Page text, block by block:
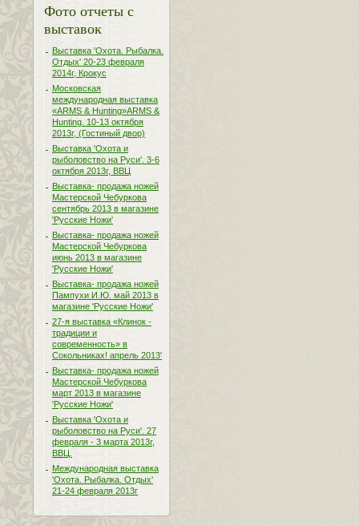
Фото отчеты с
выставок
Выставка 'Охота. Рыбалка.
Отдых' 20-23 февраля
2014г, Крокус
Московская
международная выставка
«ARMS & Hunting»ARMS &
Hunting. 10-13 октября
2013г, (Гостиный двор)
Выставка 'Охота и
рыболовство на Руси'. 3-6
октября 2013г, ВВЦ
Выставка- продажа ножей
Мастерской Чебуркова
сентябрь 2013 в магазине
'Русские Ножи'
Выставка- продажа ножей
Мастерской Чебуркова
июнь 2013 в магазине
'Русские Ножи'
Выставка- продажа ножей
Пампухи И.Ю. май 2013 в
магазине 'Русские Ножи'
27-я выставка «Клинок -
традиции и
современность» в
Сокольниках! апрель 2013'
Выставка- продажа ножей
Мастерской Чебуркова
март 2013 в магазине
'Русские Ножи'
Выставка 'Охота и
рыболовство на Руси'. 27
февраля - 3 марта 2013г,
ВВЦ.
Международная выставка
'Охота. Рыбалка. Отдых'
21-24 февраля 2013г